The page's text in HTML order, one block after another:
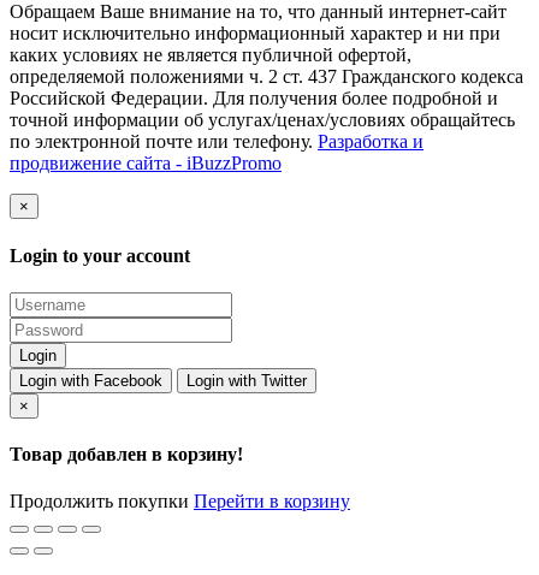
Обращаем Ваше внимание на то, что данный интернет-сайт
носит исключительно информационный характер и ни при
каких условиях не является публичной офертой,
определяемой положениями ч. 2 ст. 437 Гражданского кодекса
Российской Федерации. Для получения более подробной и
точной информации об услугах/ценах/условиях обращайтесь
по электронной почте или телефону. Разработка и
продвижение сайта - iBuzzPromo
×
Login to your account
Login with Facebook
Login with Twitter
×
Товар добавлен в корзину!
Продолжить покупки Перейти в корзину